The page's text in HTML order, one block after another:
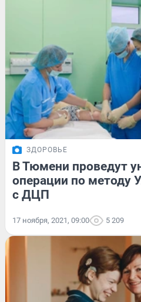
ЗДОРОВЬЕ
В Тюмени проведут
операции по методу
с ДЦП
17 ноября, 2021, 09:00 5 209